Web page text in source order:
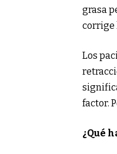
grasa
corrige
Los
factor.
¿Qué